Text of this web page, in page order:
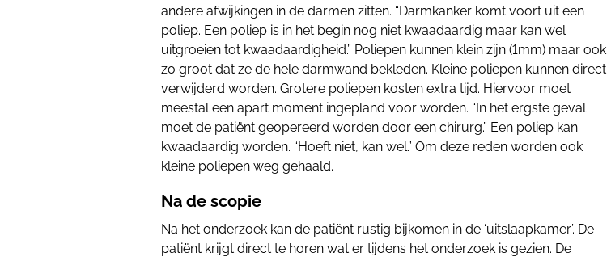
andere afwijkingen in de darmen zitten. “Darmkanker komt voort uit een
poliep. Een poliep is in het begin nog niet kwaadaardig maar kan wel
uitgroeien tot kwaadaardigheid.” Poliepen kunnen klein zijn (1mm) maar ook
zo groot dat ze de hele darmwand bekleden. Kleine poliepen kunnen direct
verwijderd worden. Grotere poliepen kosten extra tijd. Hiervoor moet
meestal een apart moment ingepland voor worden. “In het ergste geval
moet de patiënt geopereerd worden door een chirurg.” Een poliep kan
kwaadaardig worden. “Hoeft niet, kan wel.” Om deze reden worden ook
kleine poliepen weg gehaald.
Na de scopie
Na het onderzoek kan de patiënt rustig bijkomen in de ‘uitslaapkamer’. De
patiënt krijgt direct te horen wat er tijdens het onderzoek is gezien. De